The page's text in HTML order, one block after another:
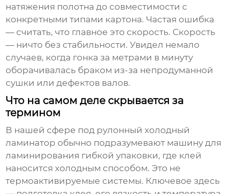
натяжения полотна до совместимости с
конкретными типами картона. Частая ошибка
— считать, что главное это скорость. Скорость
— ничто без стабильности. Увидел немало
случаев, когда гонка за метрами в минуту
оборачивалась браком из-за непродуманной
сушки или дефектов валов.
Что на самом деле скрывается за
термином
В нашей сфере под рулонный холодный
ламинатор обычно подразумевают машину для
ламинирования гибкой упаковки, где клей
наносится холодным способом. Это не
термоактивируемые системы. Ключевое здесь